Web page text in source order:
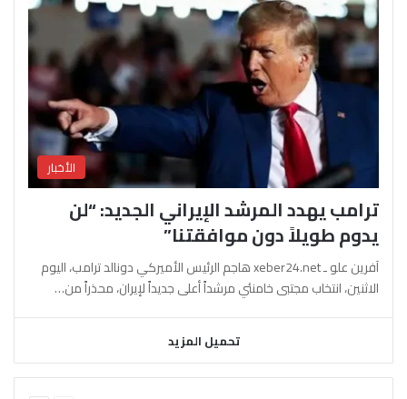
الأخبار
ترامب يهدد المرشد الإيراني الجديد: “لن
يدوم طويلاً دون موافقتنا”
آفرين علو ـ xeber24.net هاجم الرئيس الأميركي دونالد ترامب، اليوم
الاثنين، انتخاب مجتبى خامنئي مرشداً أعلى جديداً لإيران، محذراً من…
تحميل المزيد